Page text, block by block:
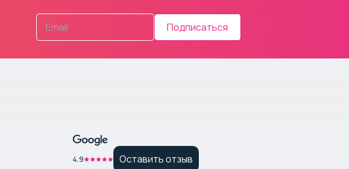
Подписаться
4.9 Оставить отзыв